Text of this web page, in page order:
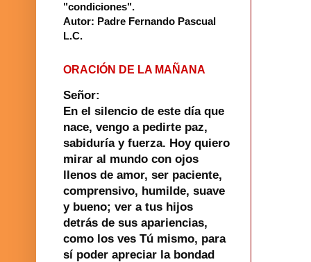
"condiciones".
Autor: Padre Fernando Pascual
L.C.
ORACIÓN DE LA MAÑANA
Señor:
En el silencio de este día que
nace, vengo a pedirte paz,
sabiduría y fuerza. Hoy quiero
mirar al mundo con ojos
llenos de amor, ser paciente,
comprensivo, humilde, suave
y bueno; ver a tus hijos
detrás de sus apariencias,
como los ves Tú mismo, para
sí poder apreciar la bondad